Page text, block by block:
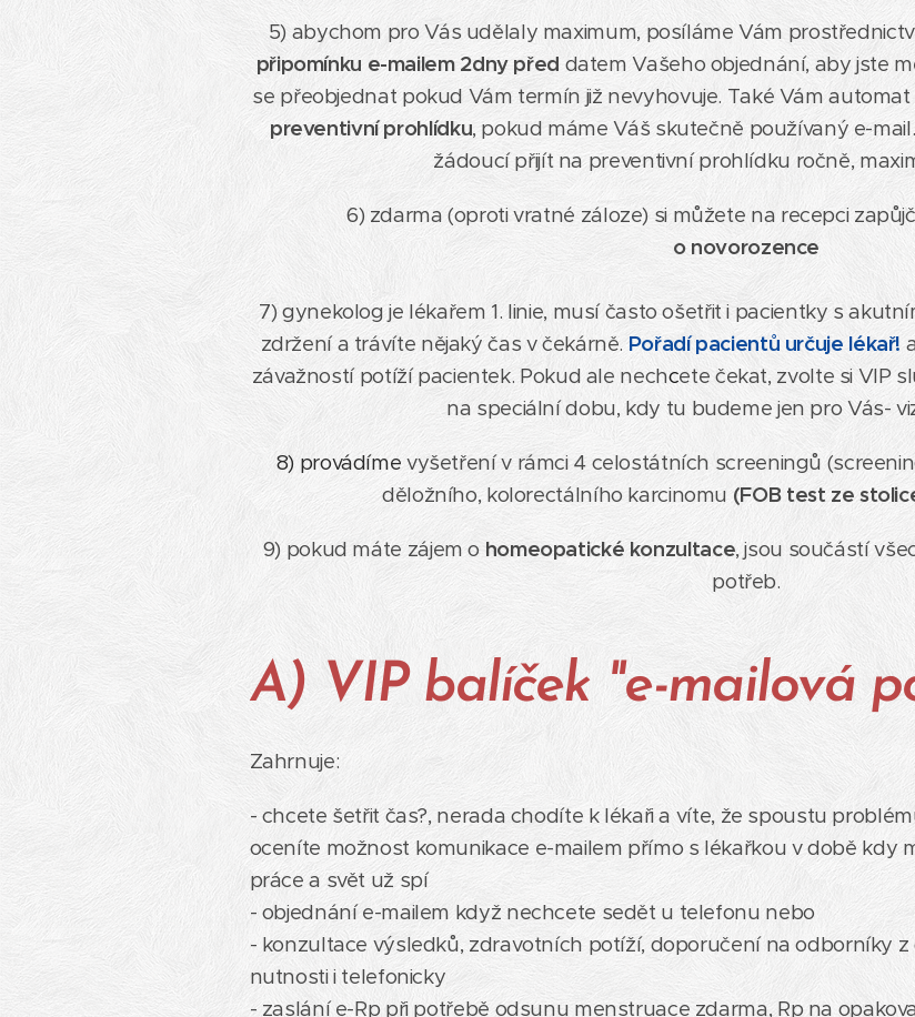
5) abychom pro Vás udělaly maximum, posíláme Vám
připomínku e-mailem 2dny před datem Vašeho objednání, aby jste
se přeobjednat pokud Vám termín již nevyhovuje. Také Vám automat
preventivní prohlídku, pokud máme Váš skutečně používaný e-
žádoucí přijít na preventivní prohlídku ročně,
6) zdarma (oproti vratné záloze) si můžete na recepci
o novorozence
7) gynekolog je lékařem 1. linie, musí často ošetřit i pacientky s
zdržení a trávíte nějaký čas v čekárně.Pořadí pacientů určuje lékař!
závažností potíží pacientek. Pokud ale nechcete čekat, zvolte si VIP
na speciální dobu, kdy tu budeme jen pro Vás-
8) provádímevyšetření v rámci 4 celostátních screeningů
děložního, kolorectálního karcinomu (FOB test ze
9) pokud máte zájem o homeopatické konzultace, jsou součástí
potřeb.
A) VIP balíček "e-mailová
Zahrnuje:
- chcete šetřit čas?, nerada chodíte k lékaři a víte, že spoustu
oceníte možnost komunikace e-mailem přímo s lékařkou v době kdy
práce a svět už spí
- objednání e-mailem když nechcete sedět u telefonu nebo
- konzultace výsledků, zdravotních potíží, doporučení na odborníky
nutnosti i telefonicky
- zaslání e-Rp při potřebě odsunu menstruace zdarma, Rp na